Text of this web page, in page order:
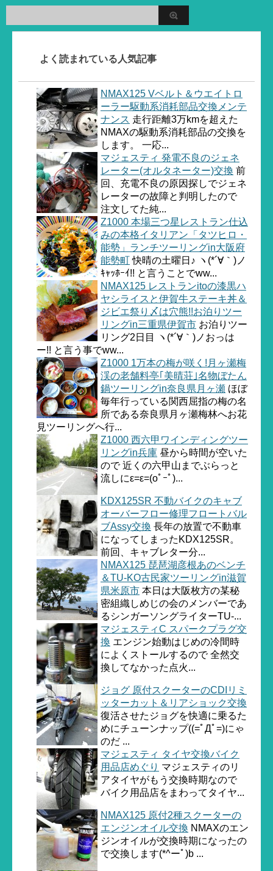
よく読まれている人気記事
NMAX125 Vベルト＆ウエイトロ
ーラー駆動系消耗部品交換メンテ
ナンス 走行距離3万kmを超えた
NMAXの駆動系消耗部品の交換を
します。 一応...
マジェスティ 発電不良のジェネ
レーター(オルタネーター)交換 前
回、充電不良の原因探しでジェネ
レーターの故障と判明したので
注文してた純...
Z1000 本場三つ星レストラン仕込
みの本格イタリアン「タツヒロ・
能勢」ランチツーリングin大阪府
能勢町 快晴の土曜日♪ ヽ(*´∀｀)ノ
ｷｬｯﾎｰｲ!! と言うことでww...
NMAX125 レストランitoの漆黒ハ
ヤシライスと伊賀牛ステーキ丼＆
ジビエ祭り〆は穴熊!!お泊りツー
リングin三重県伊賀市 お泊りツー
リング2日目 ヽ(*´∀｀)ノおっは
ー!! と言う事でww...
Z1000 1万本の梅が咲く!月ヶ瀬梅
渓の老舗料亭｢美晴荘｣名物ぼたん
鍋ツーリングin奈良県月ヶ瀬 ほぼ
毎年行っている関西屈指の梅の名
所である奈良県月ヶ瀬梅林へお花
見ツーリングへ行...
Z1000 西六甲ワインディングツー
リングin兵庫 昼から時間が空いた
ので 近くの六甲山までぶらっと
流しにε=ε=(oﾟｰﾟ)...
KDX125SR 不動バイクのキャブ
オーバーフロー修理フロートバル
ブAssy交換 長年の放置で不動車
になってしまったKDX125SR。
前回、キャブレター分...
NMAX125 琵琶湖彦根あのベンチ
＆TU-KO古民家ツーリングin滋賀
県米原市 本日は大阪枚方の某秘
密組織しめじの会のメンバーであ
るシンガーソングライターTU-...
マジェスティC スパークプラグ交
換 エンジン始動はじめの冷間時
によくストールするので 全然交
換してなかった点火...
ジョグ 原付スクーターのCDIリミ
ッターカット＆リアショック交換
復活させたジョグを快適に乗るた
めにチューンナップ((=ﾟДﾟ=)にゃ
のだ ...
マジェスティ タイヤ交換バイク
用品店めぐり マジェスティのリ
アタイヤがもう交換時期なので
バイク用品店をまわってタイヤ...
NMAX125 原付2種スクーターの
エンジンオイル交換 NMAXのエン
ジンオイルが交換時期になったの
で交換します(*^ーﾟ)b ...